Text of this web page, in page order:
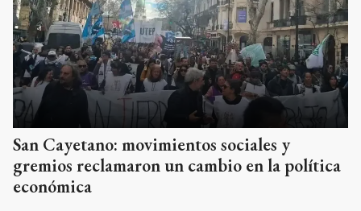
San Cayetano: movimientos sociales y
gremios reclamaron un cambio en la política
económica